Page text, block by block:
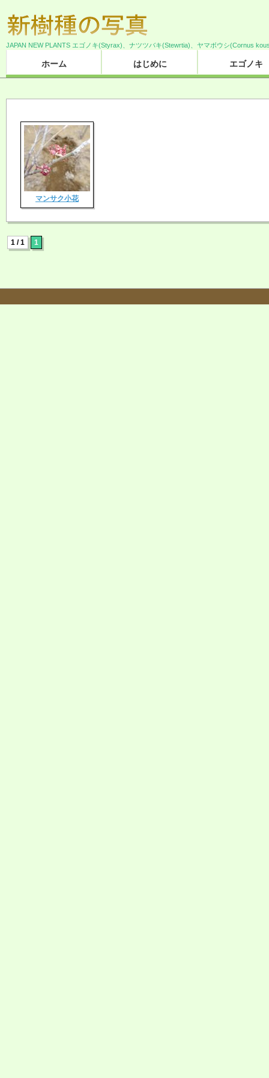
JAPAN NEW PLANTS エゴノキ(Styrax)、ナツツバキ(Stewrtia)、ヤマボウシ(Cornus
ホーム はじめに エゴノキ
マンサク小花
1 / 1 1